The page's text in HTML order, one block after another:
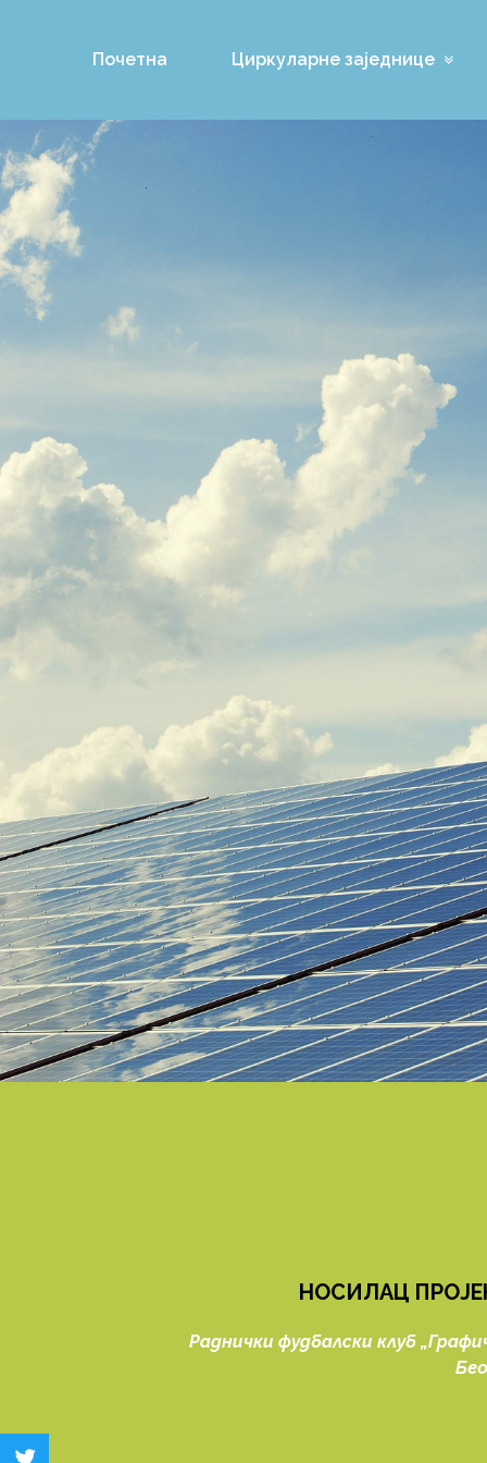
Почетна Циркуларне заједнице
НОСИЛАЦ
Раднички фудбалски клуб